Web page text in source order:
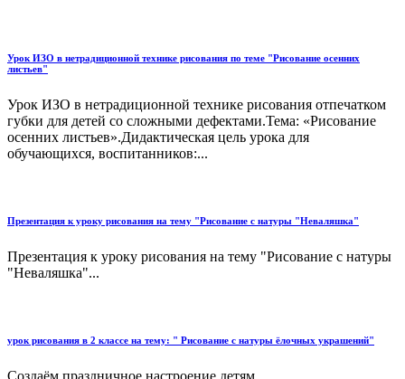
Урок ИЗО в нетрадиционной технике рисования по теме "Рисование осенних
листьев"
Урок ИЗО в нетрадиционной технике рисования отпечатком
губки для детей со сложными дефектами.Тема: «Рисование
осенних листьев».Дидактическая цель урока для
обучающихся, воспитанников:...
Презентация к уроку рисования на тему "Рисование с натуры "Неваляшка"
Презентация к уроку рисования на тему "Рисование с натуры
"Неваляшка"...
урок рисования в 2 классе на тему: " Рисование с натуры ёлочных украшений"